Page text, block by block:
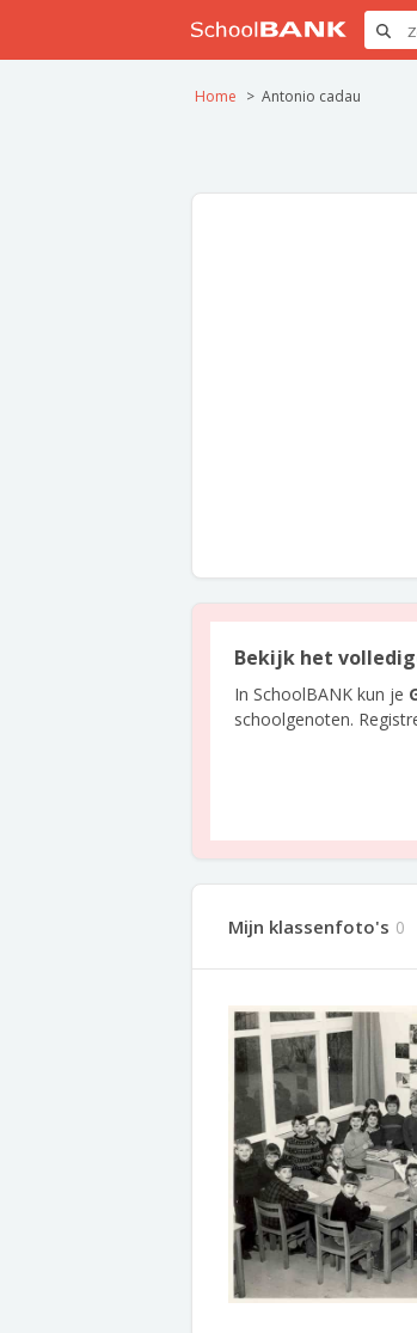
Home Antonio cadau
Bekijk het
In SchoolBANK kun je
schoolgenoten.
Mijn klassenfoto's 0